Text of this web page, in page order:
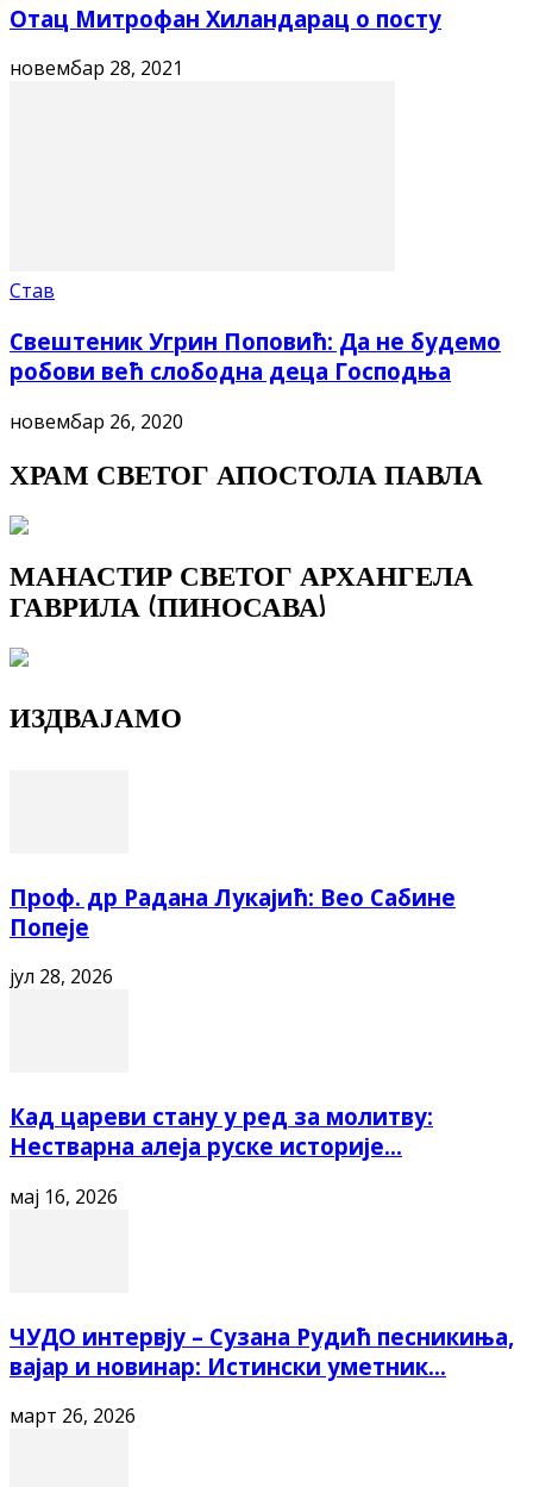
Отац Митрофан Хиландарац о посту
новембар 28, 2021
Став
Свештеник Угрин Поповић: Да не будемо
робови већ слободна деца Господња
новембар 26, 2020
ХРАМ СВЕТОГ АПОСТОЛА ПАВЛА
МАНАСТИР СВЕТОГ АРХАНГЕЛА
ГАВРИЛА (ПИНОСАВА)
ИЗДВАЈАМО
Проф. др Радана Лукајић: Вео Сабине
Попеје
јул 28, 2026
Кад цареви стану у ред за молитву:
Нестварна алеја руске историје...
мај 16, 2026
ЧУДО интервју – Сузана Рудић песникиња,
вајар и новинар: Истински уметник...
март 26, 2026